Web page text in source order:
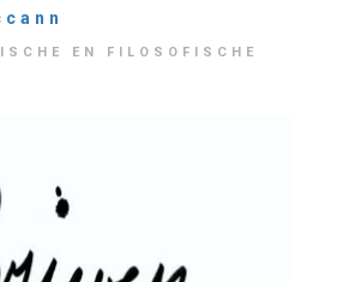
EN FILOSOFISCHE